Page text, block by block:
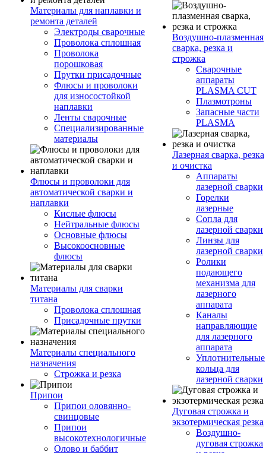
Материалы для наплавки и
ремонта деталей
Электроды сварочные
Проволока сплошная
Проволока
порошковая
Прутки присадочные
Флюсы и проволоки
для износостойкой
наплавки
Ленты сварочные
Специализированные
материалы
Флюсы и проволоки для
автоматической сварки и
наплавки
Кислые флюсы
Нейтральные флюсы
Основные флюсы
Высокоосновные
флюсы
Материалы для сварки
титана
Проволока сплошная
Присадочные прутки
Материалы специального
назначения
Строжка и резка
Припои
Припои оловянно-
свинцовые
Припои
высокотехнологичные
Олово и баббит
Воздушно-плазменная
сварка, резка и
строжка
Сварочные
аппараты
PLASMA CUT
Плазмотроны
Запасные части
PLASMA
Лазерная сварка, резка
и очистка
Аппараты
лазерной сварки
Горелки
лазерные
Сопла для
лазерной сварки
Линзы для
лазерной сварки
Ролики
подающего
механизма для
лазерного
аппарата
Каналы
направляющие
для лазерного
аппарата
Уплотнительные
кольца для
лазерной сварки
Дуговая строжка и
экзотермическая резка
Воздушно-
дуговая строжка